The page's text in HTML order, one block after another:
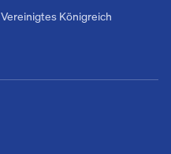
Vereinigtes Königreich